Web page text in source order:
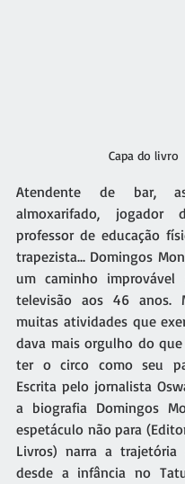
Capa do livro
Atendente de bar,
almoxarifado, jogador
professor de educação
trapezista... Domingos
um caminho
televisão aos 46 anos.
muitas atividades que
dava mais orgulho do
ter o circo como seu
Escrita pelo jornalista
a biografia Domingos
espetáculo não para
Livros) narra a trajetória
desde a infância no